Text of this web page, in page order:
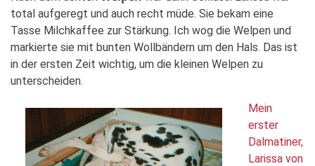
total aufgeregt und auch recht müde. Sie bekam eine
Tasse Milchkaffee zur Stärkung. Ich wog die Welpen und
markierte sie mit bunten Wollbändern um den Hals. Das ist
in der ersten Zeit wichtig, um die kleinen Welpen zu
unterscheiden.
Mein
erster
Dalmatiner,
Larissa von